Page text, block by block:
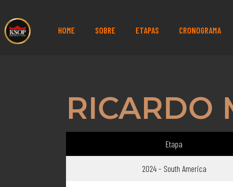
HOME SOBRE ETAPAS CRONOGRAMA
RICARDO
Etapa
2024 - South America